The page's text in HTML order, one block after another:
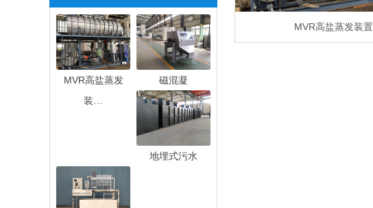
MVR高盐蒸发
装…
磁混凝
地埋式污水
MVR高盐蒸发装置